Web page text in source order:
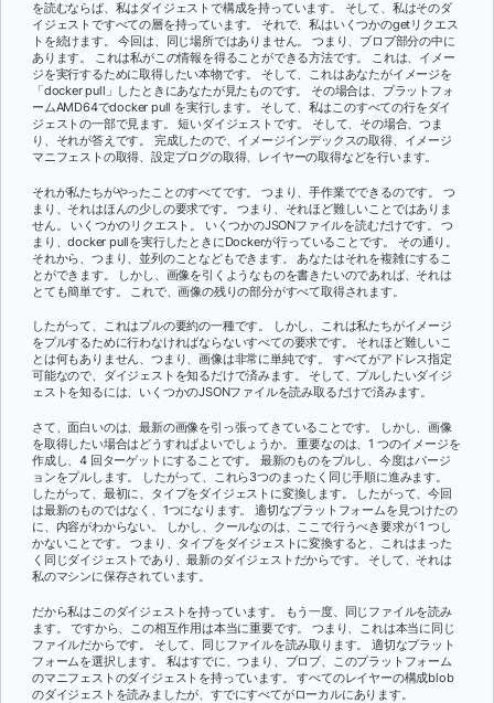
を読むならば、私はダイジェストで構成を持っています。 そして、私はそのダ
イジェストですべての層を持っています。 それで、私はいくつかのgetリクエス
トを続けます。 今回は、同じ場所ではありません。 つまり、ブロブ部分の中に
あります。 これは私がこの情報を得ることができる方法です。 これは、イメー
ジを実行するために取得したい本物です。 そして、これはあなたがイメージを
「docker pull」したときにあなたが見たものです。 その場合は、プラットフォ
ームAMD64でdocker pull を実行します。 そして、私はこのすべての行をダイ
ジェストの一部で見ます。 短いダイジェストです。 そして、その場合、つま
り、それが答えです。 完成したので、イメージインデックスの取得、イメージ
マニフェストの取得、設定ブログの取得、レイヤーの取得などを行います。
それが私たちがやったことのすべてです。 つまり、手作業でできるのです。 つ
まり、それはほんの少しの要求です。 つまり、それほど難しいことではありま
せん。 いくつかのリクエスト。 いくつかのJSONファイルを読むだけです。 つ
まり、docker pullを実行したときにDockerが行っていることです。 その通り。
それから、つまり、並列のことなどもできます。 あなたはそれを複雑にするこ
とができます。 しかし、画像を引くようなものを書きたいのであれば、それは
とても簡単です。 これで、画像の残りの部分がすべて取得されます。
したがって、これはプルの要約の一種です。 しかし、これは私たちがイメージ
をプルするために行わなければならないすべての要求です。 それほど難しいこ
とは何もありません、つまり、画像は非常に単純です。 すべてがアドレス指定
可能なので、ダイジェストを知るだけで済みます。 そして、プルしたいダイジ
ェストを知るには、いくつかのJSONファイルを読み取るだけで済みます。
さて、面白いのは、最新の画像を引っ張ってきていることです。 しかし、画像
を取得したい場合はどうすればよいでしょうか。 重要なのは、1 つのイメージを
作成し、4 回ターゲットにすることです。 最新のものをプルし、今度はバージ
ョンをプルします。 したがって、これら3つのまったく同じ手順に進みます。
したがって、最初に、タイプをダイジェストに変換します。 したがって、今回
は最新のものではなく、1つになります。 適切なプラットフォームを見つけたの
に、内容がわからない。 しかし、クールなのは、ここで行うべき要求が 1 つし
かないことです。 つまり、タイプをダイジェストに変換すると、これはまった
く同じダイジェストであり、最新のダイジェストだからです。 そして、それは
私のマシンに保存されています。
だから私はこのダイジェストを持っています。 もう一度、同じファイルを読み
ます。 ですから、この相互作用は本当に重要です。 つまり、これは本当に同じ
ファイルだからです。 そして、同じファイルを読み取ります。 適切なプラット
フォームを選択します。 私はすでに、つまり、ブロブ、このプラットフォーム
のマニフェストのダイジェストを持っています。 すべてのレイヤーの構成blob
のダイジェストを読みましたが、すでにすべてがローカルにあります。